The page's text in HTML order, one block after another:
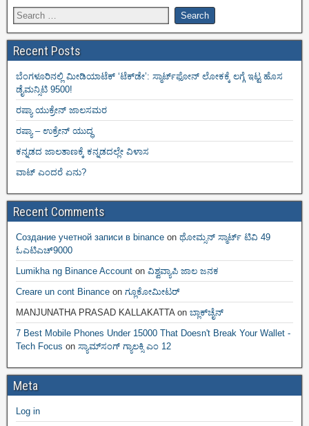
Recent Posts
ಬೆಂಗಳೂರಿನಲ್ಲಿ ಮೀಡಿಯಾಟೆಕ್‌ ‘ಟೆಕ್‌ಡೇ’: ಸ್ಮಾರ್ಟ್‌ಫೋನ್ ಲೋಕಕ್ಕೆ ಲಗ್ಗೆ ಇಟ್ಟ ಹೊಸ
ಡೈಮನ್ಸಿಟಿ 9500!
ರಷ್ಯಾ ಯುಕ್ರೇನ್ ಜಾಲಸಮರ
ರಷ್ಯಾ – ಉಕ್ರೇನ್ ಯುದ್ಧ
ಕನ್ನಡದ ಜಾಲತಾಣಕ್ಕೆ ಕನ್ನಡದಲ್ಲೇ ವಿಳಾಸ
ವಾಟ್ ಎಂದರೆ ಏನು?
Recent Comments
Создание учетной записи в binance on ಥೋಮ್ಸನ್ ಸ್ಮಾರ್ಟ್‌ ಟಿವಿ 49
ಓಎಟಿಎಚ್9000
Lumikha ng Binance Account on ವಿಶ್ವವ್ಯಾಪಿ ಜಾಲ ಜನಕ
Creare un cont Binance on ಗ್ಲೂಕೋಮೀಟರ್
MANJUNATHA PRASAD KALLAKATTAon ಬ್ಲಾಕ್‌ಚೈನ್‌
7 Best Mobile Phones Under 15000 That Doesn't Break Your Wallet -
Tech Focus on ಸ್ಯಾಮ್‌ಸಂಗ್ ಗ್ಯಾಲಕ್ಸಿ ಎಂ 12
Meta
Log in